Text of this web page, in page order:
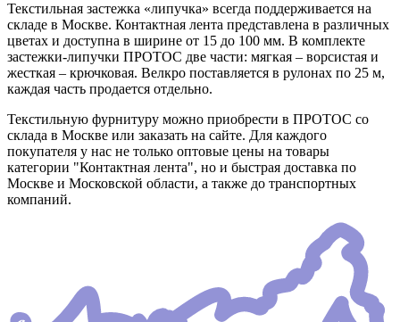
Текстильная застежка «липучка» всегда поддерживается на
складе в Москве. Контактная лента представлена в различных
цветах и доступна в ширине от 15 до 100 мм. В комплекте
застежки-липучки ПРОТОС две части: мягкая – ворсистая и
жесткая – крючковая. Велкро поставляется в рулонах по 25 м,
каждая часть продается отдельно.
Текстильную фурнитуру можно приобрести в ПРОТОС со
склада в Москве или заказать на сайте. Для каждого
покупателя у нас не только оптовые цены на товары
категории "Контактная лента", но и быстрая доставка по
Москве и Московской области, а также до транспортных
компаний.